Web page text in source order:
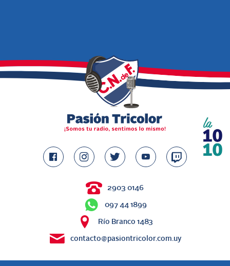
2903 0146
097 44 1899
Río Branco 1483
contacto@pasiontricolor.com.uy